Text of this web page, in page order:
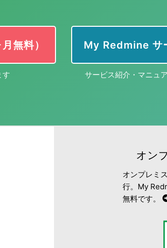
無料）
す
My Redmine サ
サービス紹介・マニュ
オン
オンプレミ
行。My
無料です。